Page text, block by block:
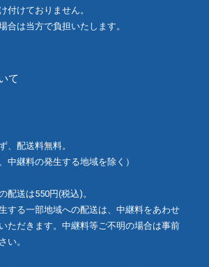
付けておりません。
合は当方で負担いたします。
て
、配送料無料。
中継料の発生する地域を除く）
配送は550円(税込)。
する一部地域への配送は、中継料をあわせ
ただきます。中継料等ご不明の場合は事前
い。